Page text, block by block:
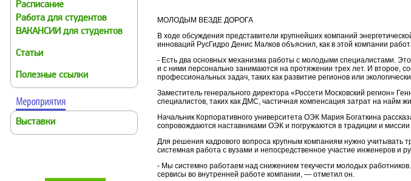
Расписание
Работа для студентов
ВАКАНСИИ для студентов
Статьи
Полезные ссылки
Выставки
МОЛОДЫМ ВЕЗДЕ ДОРОГА
В ходе обсуждения представители крупнейших компаний
инноваций РусГидро Денис Малков объяснил, как в этой компании
- Есть два основных механизма работы с молодыми специалистами.
и с ними персонально занимаются на протяжении трех лет. И второе,
профессиональных задач, таких как развитие регионов или
Заместитель генерального директора «Россети Московский регион»
специалистов, таких как ДМС, частичная компенсация затрат на найм
Начальник Корпоративного университета ОЭК Мария Богаткина
сопровождаются наставниками ОЭК и погружаются в традиции и
Для решения кадрового вопроса крупным компаниям нужно учитывать
системная работа с вузами и непосредственное участие инженеров
- Мы системно работаем над снижением текучести молодых
сервисы во внутренней работе компании, — отметил он.